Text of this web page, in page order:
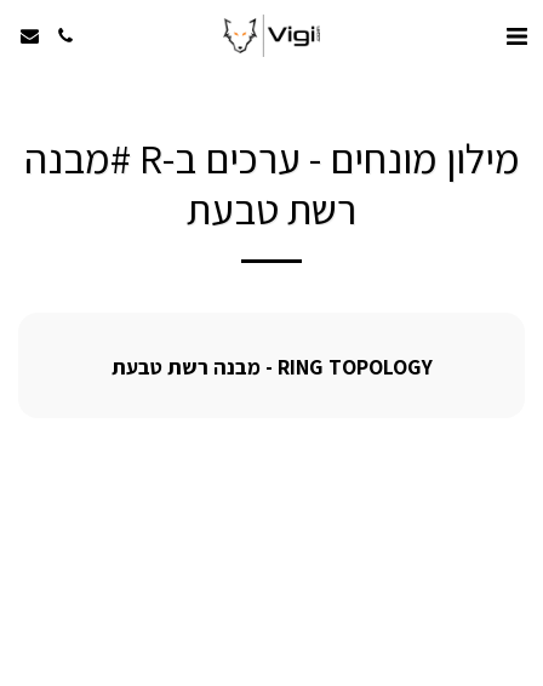
מילון מונחים - ערכים ב-R #מבנה
רשת טבעת
RING TOPOLOGY - מבנה רשת טבעת